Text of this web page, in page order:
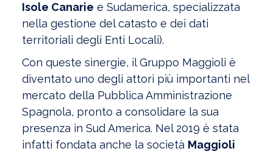
Isole Canarie e Sudamerica, specializzata
nella gestione del catasto e dei dati
territoriali degli Enti Locali).
Con queste sinergie, il Gruppo Maggioli è
diventato uno degli attori più importanti nel
mercato della Pubblica Amministrazione
Spagnola, pronto a consolidare la sua
presenza in Sud America. Nel 2019 è stata
infatti fondata anche la società Maggioli